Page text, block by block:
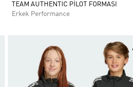
TEAM AUTHENTIC PİLOT FORMASI
Erkek Performance
Favori Listesine Ekle